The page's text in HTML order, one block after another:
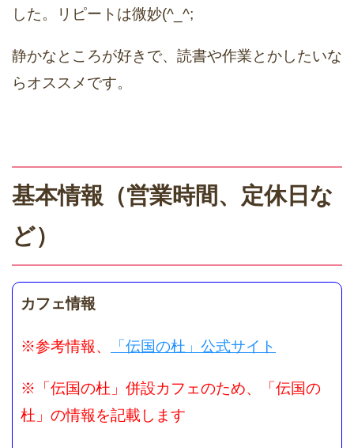
した。リピートは微妙(^_^;
静かなところが好きで、読書や作業とかしたいな
らオススメです。
基本情報（営業時間、定休日な
ど）
カフェ情報
※参考情報、 「伝国の杜」公式サイト
※「伝国の杜」併設カフェのため、「伝国の
杜」の情報を記載します